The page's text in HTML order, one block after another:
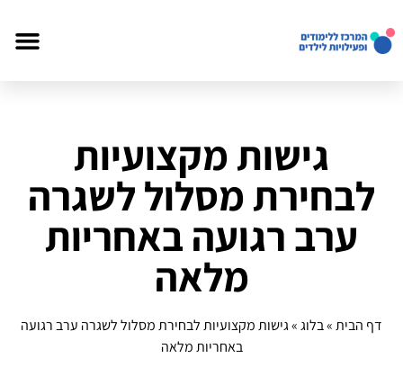
גישות מקצועיות
לבחירת מסלול לשגרה
ערב רגועה באחריות
מלאה
דף הבית»בלוג»גישות מקצועיות לבחירת מסלול לשגרה ערב רגועה
באחריות מלאה